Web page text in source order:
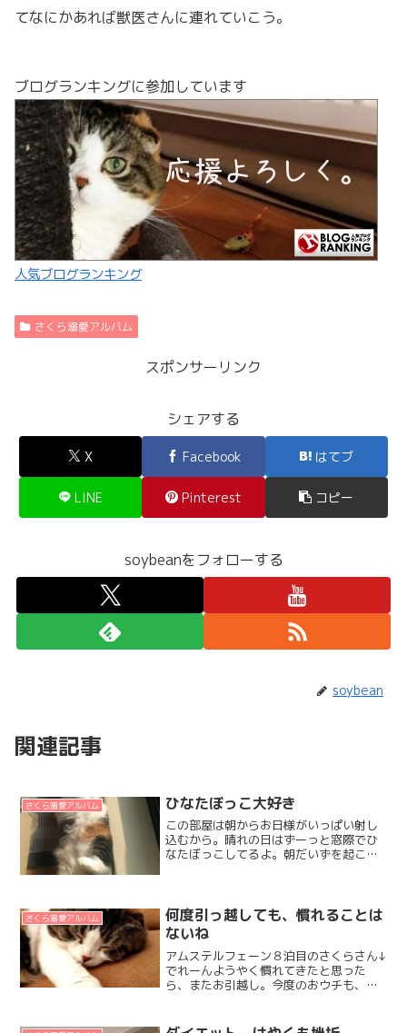
てなにかあれば獣医さんに連れていこう。
ブログランキングに参加しています
人気ブログランキング
さくら溺愛アルバム
スポンサーリンク
シェアする
X Facebook はてブ
LINE Pinterest コピー
soybeanをフォローする
soybean
関連記事
さくら溺愛アルバム ひなたぼっこ大好き
この部屋は朝からお日様がいっぱい射し
込むから。晴れの日はずーっと窓際でひ
なたぼっこしてるよ。朝だいずを起こし
ずにソファに寝転んでたら、...
さくら溺愛アルバム
何度引っ越しても、慣れることは
ないね
アムステルフェーン８泊目のさくらさん↓
でれーんようやく慣れてきたと思った
ら、またお引越し。今度のおウチも、ベ
に。3日目（昨日）の朝は頭だけベッドの